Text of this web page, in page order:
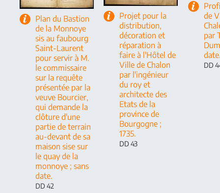
Plan du Bastion
de la Monnoye
sis au faubourg
Saint-Laurent
pour servir à M.
le commissaire
sur la requête
présentée par la
veuve Bourcier,
qui demande la
clôture d'une
partie de terrain
au-devant de sa
maison sise sur
le quay de la
monnoye ; sans
date.
DD 42
Projet pour la
distribution,
décoration et
réparation à
faire à l'Hôtel de
Ville de Chalon
par l'ingénieur
du roy et
architecte des
Etats de la
province de
Bourgogne ;
1735.
DD 43
de
par
DD